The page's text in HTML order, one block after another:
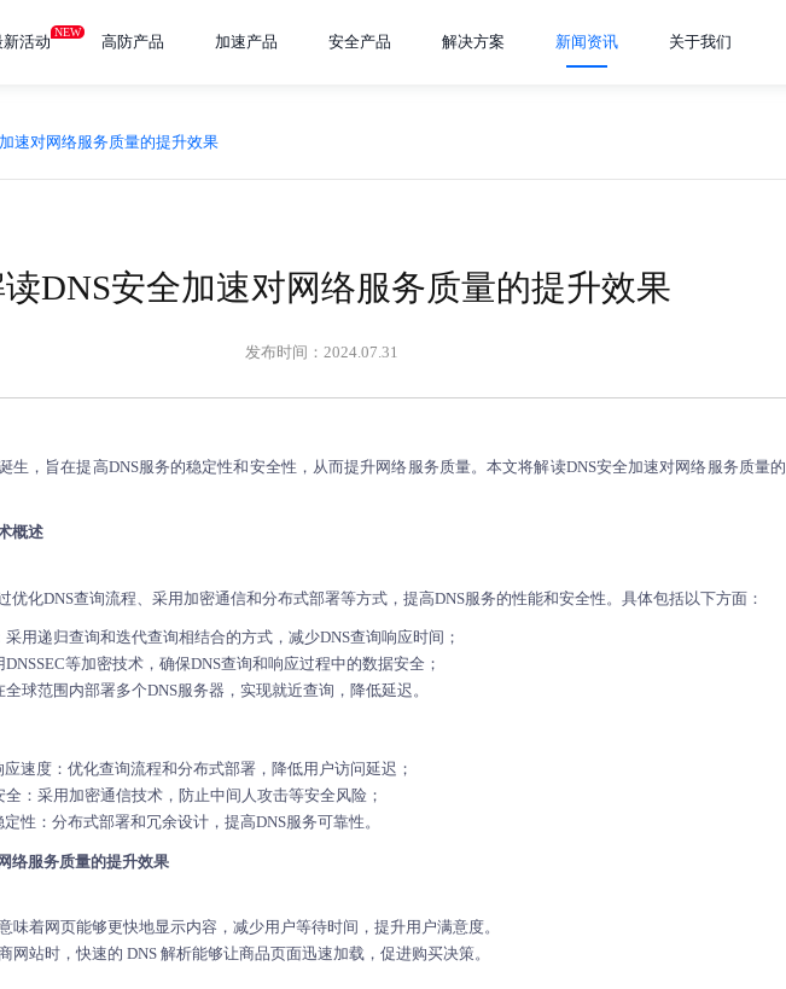
新活动
NEW
高防产品 加速产品 安全产品 解决方案 新闻资讯 关于我们
速对网络服务质量的提升效果
DNS安全加速对网络服务质量的提升效果
发布时间：2024.07.31
生，旨在提高DNS服务的稳定性和安全性，从而提升网络服务质量。本文将解读DNS安全加速对网络服务质量的
概述
优化DNS查询流程、采用加密通信和分布式部署等方式，提高DNS服务的性能和安全性。具体包括以下方面：
采用递归查询和迭代查询相结合的方式，减少DNS查询响应时间；
DNSSEC等加密技术，确保DNS查询和响应过程中的数据安全；
全球范围内部署多个DNS服务器，实现就近查询，降低延迟。
应速度：优化查询流程和分布式部署，降低用户访问延迟；
全：采用加密通信技术，防止中间人攻击等安全风险；
定性：分布式部署和冗余设计，提高DNS服务可靠性。
络服务质量的提升效果
味着网页能够更快地显示内容，减少用户等待时间，提升用户满意度。
网站时，快速的 DNS 解析能够让商品页面迅速加载，促进购买决策。